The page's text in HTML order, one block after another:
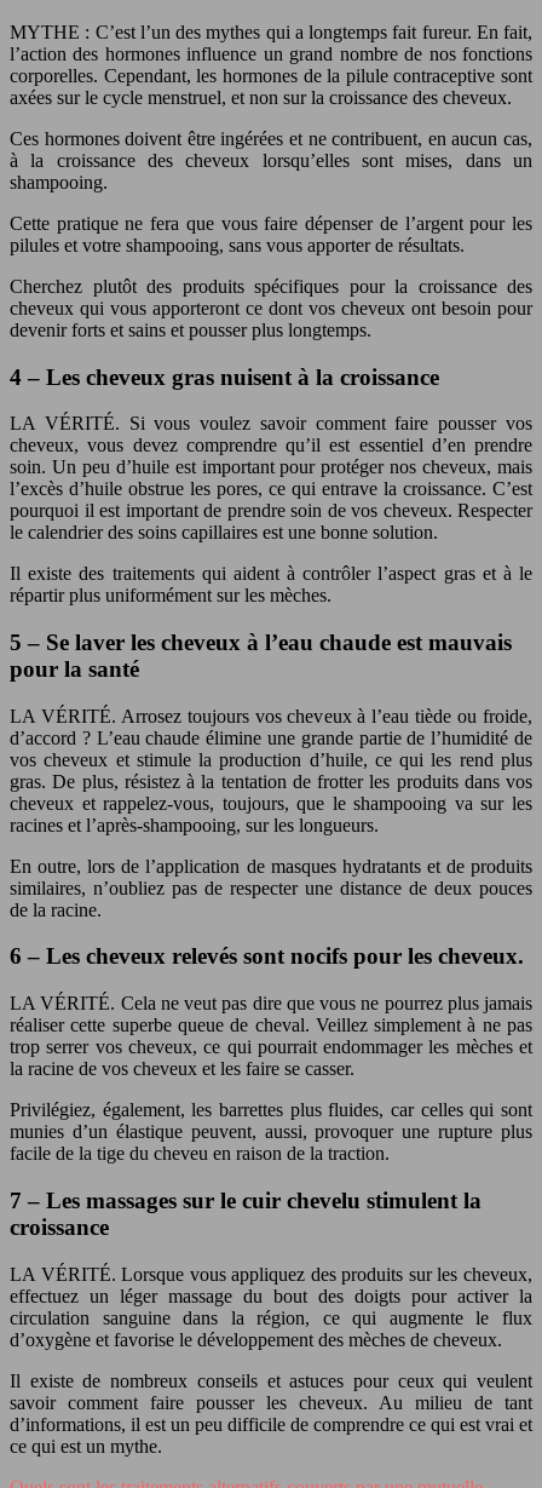
MYTHE : C’est l’un des mythes qui a longtemps fait fureur. En fait,
l’action des hormones influence un grand nombre de nos fonctions
corporelles. Cependant, les hormones de la pilule contraceptive sont
axées sur le cycle menstruel, et non sur la croissance des cheveux.
Ces hormones doivent être ingérées et ne contribuent, en aucun cas,
à la croissance des cheveux lorsqu’elles sont mises, dans un
shampooing.
Cette pratique ne fera que vous faire dépenser de l’argent pour les
pilules et votre shampooing, sans vous apporter de résultats.
Cherchez plutôt des produits spécifiques pour la croissance des
cheveux qui vous apporteront ce dont vos cheveux ont besoin pour
devenir forts et sains et pousser plus longtemps.
4 – Les cheveux gras nuisent à la croissance
LA VÉRITÉ. Si vous voulez savoir comment faire pousser vos
cheveux, vous devez comprendre qu’il est essentiel d’en prendre
soin. Un peu d’huile est important pour protéger nos cheveux, mais
l’excès d’huile obstrue les pores, ce qui entrave la croissance. C’est
pourquoi il est important de prendre soin de vos cheveux. Respecter
le calendrier des soins capillaires est une bonne solution.
Il existe des traitements qui aident à contrôler l’aspect gras et à le
répartir plus uniformément sur les mèches.
5 – Se laver les cheveux à l’eau chaude est mauvais
pour la santé
LA VÉRITÉ. Arrosez toujours vos cheveux à l’eau tiède ou froide,
d’accord ? L’eau chaude élimine une grande partie de l’humidité de
vos cheveux et stimule la production d’huile, ce qui les rend plus
gras. De plus, résistez à la tentation de frotter les produits dans vos
cheveux et rappelez-vous, toujours, que le shampooing va sur les
racines et l’après-shampooing, sur les longueurs.
En outre, lors de l’application de masques hydratants et de produits
similaires, n’oubliez pas de respecter une distance de deux pouces
de la racine.
6 – Les cheveux relevés sont nocifs pour les cheveux.
LA VÉRITÉ. Cela ne veut pas dire que vous ne pourrez plus jamais
réaliser cette superbe queue de cheval. Veillez simplement à ne pas
trop serrer vos cheveux, ce qui pourrait endommager les mèches et
la racine de vos cheveux et les faire se casser.
Privilégiez, également, les barrettes plus fluides, car celles qui sont
munies d’un élastique peuvent, aussi, provoquer une rupture plus
facile de la tige du cheveu en raison de la traction.
7 – Les massages sur le cuir chevelu stimulent la
croissance
LA VÉRITÉ. Lorsque vous appliquez des produits sur les cheveux,
effectuez un léger massage du bout des doigts pour activer la
circulation sanguine dans la région, ce qui augmente le flux
d’oxygène et favorise le développement des mèches de cheveux.
Il existe de nombreux conseils et astuces pour ceux qui veulent
savoir comment faire pousser les cheveux. Au milieu de tant
d’informations, il est un peu difficile de comprendre ce qui est vrai et
ce qui est un mythe.